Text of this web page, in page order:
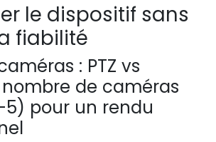
le dispositif sans
fiabilité
: PTZ vs
de caméras
pour un rendu